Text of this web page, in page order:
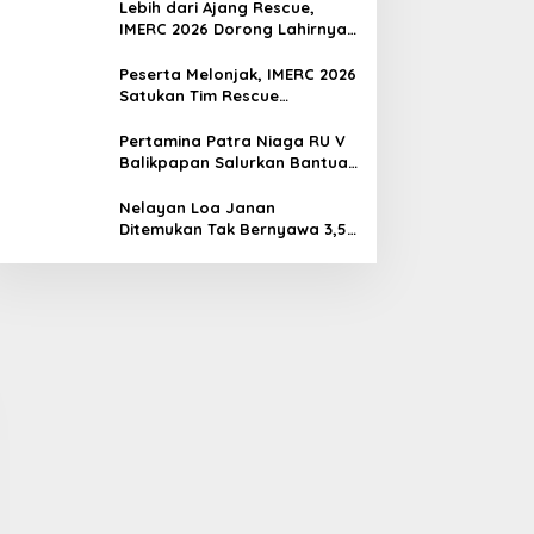
Lebih dari Ajang Rescue,
IMERC 2026 Dorong Lahirnya
Indonesia
Peserta Melonjak, IMERC 2026
Satukan Tim Rescue
Balikpapan
Pertamina Patra Niaga RU V
Balikpapan Salurkan Bantuan
Kilang
Nelayan Loa Janan
Ditemukan Tak Bernyawa 3,5